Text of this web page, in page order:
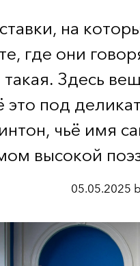
на
где они
Здесь
это под
чьё имя
высокой
05.05.2025